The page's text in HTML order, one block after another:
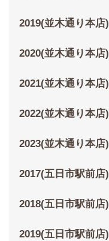
2019(並木通り本店)
2020(並木通り本店)
2021(並木通り本店)
2022(並木通り本店)
2023(並木通り本店)
2017(五日市駅前店)
2018(五日市駅前店)
2019(五日市駅前店)